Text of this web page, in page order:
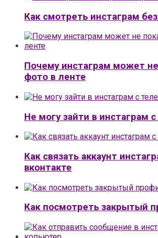
Как смотреть инстаграм
Почему инстаграм может
фото в ленте
Не могу зайти в инстаграм
Как связать аккаунт
вконтакте
Как посмотреть закрытый